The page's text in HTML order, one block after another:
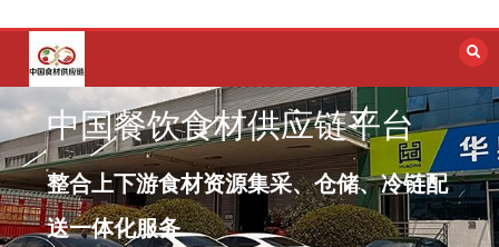
容
中国餐饮食材供应链平台
整合上下游食材资源集采、仓储、冷链配
送一体化服务